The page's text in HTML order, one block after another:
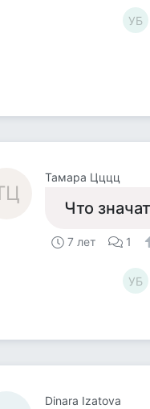
УБ
Тамара Цццц
Что
7 лет 1
УБ
Dinara Izatova